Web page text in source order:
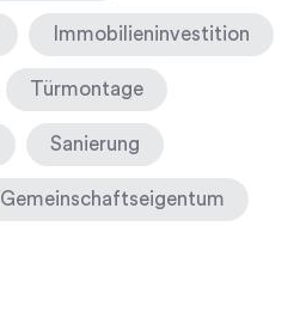
Immobilieninvestition
Türmontage
Sanierung
Gemeinschaftseigentum